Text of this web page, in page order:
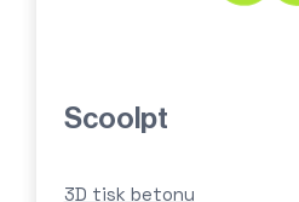
Scoolpt
3D tisk betonu